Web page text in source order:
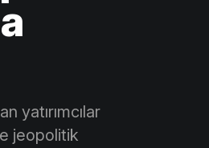
yatırımcılar
jeopolitik